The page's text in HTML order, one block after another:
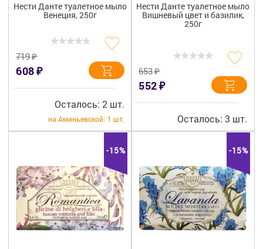
Нести Данте туалетное мыло
Венеция, 250г
719₽
608₽
Осталось: 2 шт.
на Аминьевской: 1 шт.
Нести Данте туалетное мыло
Вишневый цвет и базилик,
250г
653₽
552₽
Осталось: 3 шт.
-15% -15%